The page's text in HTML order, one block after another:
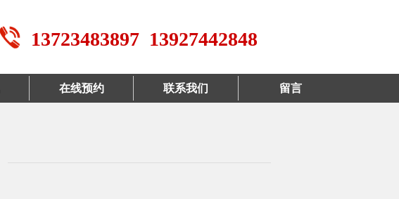
在线预约 联系我们 留言
13723483897 13927442848